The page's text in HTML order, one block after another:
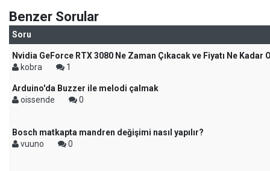
Benzer Sorular
Soru
Nvidia GeForce RTX 3080 Ne Zaman Çıkacak ve Fiyatı Ne Kadar
kobra
1
Arduino'da Buzzer ile melodi çalmak
oissende
0
Bosch matkapta mandren değişimi nasıl yapılır?
vuuno
0